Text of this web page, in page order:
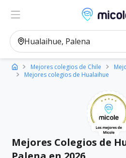
Micole,
Ver en el mapa
Mejores colegios de Chile
Mejores colegios de Hualaihue
Mejores Colegios de